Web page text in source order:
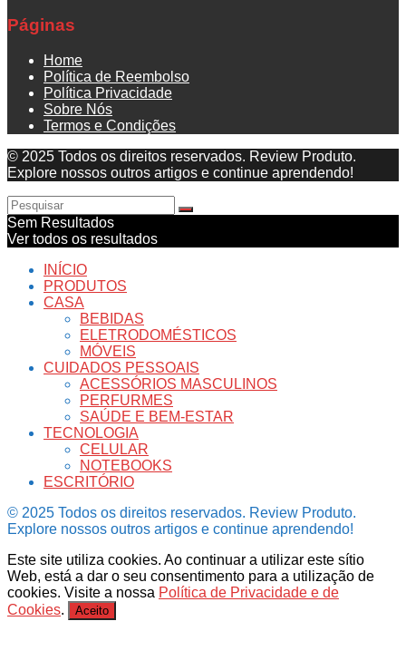
Páginas
Home
Política de Reembolso
Política Privacidade
Sobre Nós
Termos e Condições
© 2025 Todos os direitos reservados. Review Produto.
Explore nossos outros artigos e continue aprendendo!
Sem Resultados
Ver todos os resultados
INÍCIO
PRODUTOS
CASA
BEBIDAS
ELETRODOMÉSTICOS
MÓVEIS
CUIDADOS PESSOAIS
ACESSÓRIOS MASCULINOS
PERFURMES
SAÚDE E BEM-ESTAR
TECNOLOGIA
CELULAR
NOTEBOOKS
ESCRITÓRIO
© 2025 Todos os direitos reservados. Review Produto.
Explore nossos outros artigos e continue aprendendo!
Este site utiliza cookies. Ao continuar a utilizar este sítio
Web, está a dar o seu consentimento para a utilização de
cookies. Visite a nossa Política de Privacidade e de
Cookies. Aceito